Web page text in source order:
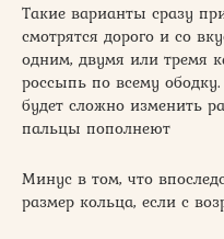
Такие варианты сразу
смотрятся дорого и со
одним, двумя или тремя
россыпь по всему
будет сложно изменить
пальцы пополнеют
Минус в том, что
размер кольца, если с